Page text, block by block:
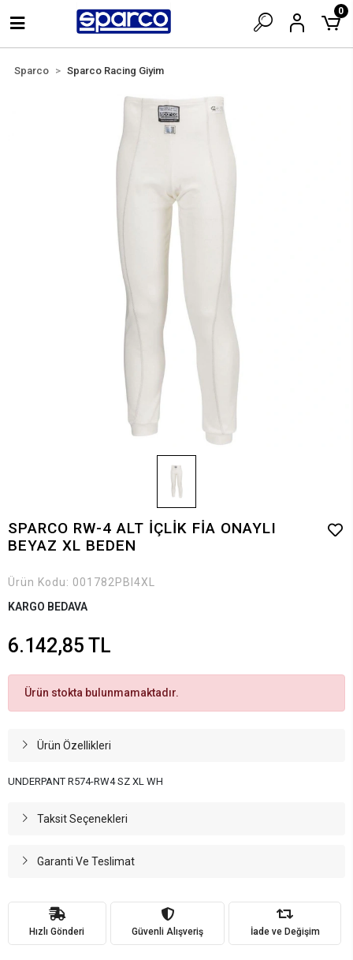
0
Sparco Sparco Racing Giyim
SPARCO RW-4 ALT İÇLİK FİA ONAYLI
BEYAZ XL BEDEN
Ürün Kodu: 001782PBI4XL
KARGO BEDAVA
6.142,85 TL
Ürün stokta bulunmamaktadır.
Ürün Özellikleri
UNDERPANT R574-RW4 SZ XL WH
Taksit Seçenekleri
Garanti Ve Teslimat
Hızlı Gönderi Güvenli Alışveriş İade ve Değişim